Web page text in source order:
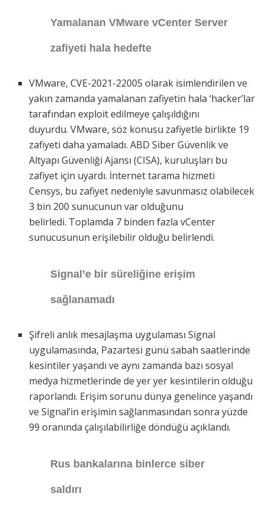
Yamalanan VMware vCenter Server
zafiyeti hala hedefte
VMware, CVE-2021-22005 olarak isimlendirilen ve
yakın zamanda yamalanan zafiyetin hala ‘hacker’lar
tarafından exploit edilmeye çalışıldığını
duyurdu. VMware, söz konusu zafiyetle birlikte 19
zafiyeti daha yamaladı. ABD Siber Güvenlik ve
Altyapı Güvenliği Ajansı (CISA), kuruluşları bu
zafiyet için uyardı. İnternet tarama hizmeti
Censys, bu zafiyet nedeniyle savunmasız olabilecek
3 bin 200 sunucunun var olduğunu
belirledi. Toplamda 7 binden fazla vCenter
sunucusunun erişilebilir olduğu belirlendi.
Signal’e bir süreliğine erişim
sağlanamadı
Şifreli anlık mesajlaşma uygulaması Signal
uygulamasında, Pazartesi günü sabah saatlerinde
kesintiler yaşandı ve aynı zamanda bazı sosyal
medya hizmetlerinde de yer yer kesintilerin olduğu
raporlandı. Erişim sorunu dünya genelince yaşandı
ve Signal’in erişimin sağlanmasından sonra yüzde
99 oranında çalışılabilirliğe döndüğü açıklandı.
Rus bankalarına binlerce siber
saldırı